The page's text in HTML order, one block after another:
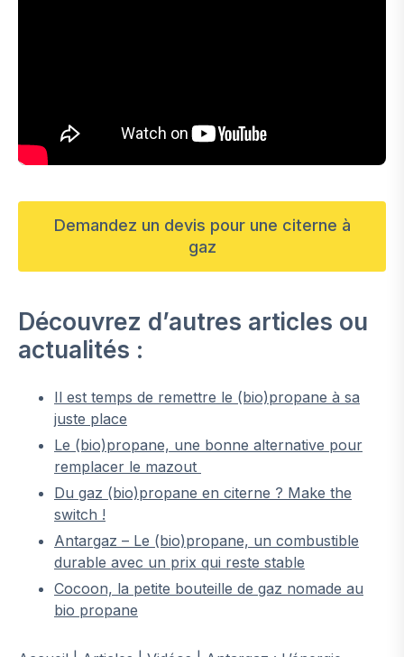
Demandez un devis pour une citerne à
gaz
Découvrez d’autres articles ou
actualités :
Il est temps de remettre le (bio)propane à sa
juste place
Le (bio)propane, une bonne alternative pour
remplacer le mazout
Du gaz (bio)propane en citerne ? Make the
switch !
Antargaz – Le (bio)propane, un combustible
durable avec un prix qui reste stable
Cocoon, la petite bouteille de gaz nomade au
bio propane